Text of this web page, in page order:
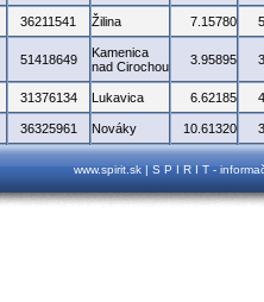
36211541 Žilina 7.15780
51418649
Kamenica
nad Cirochou
3.95895
31376134 Lukavica 6.62185
36325961 Nováky 10.61320
www.spirit.sk | S P I R I T -